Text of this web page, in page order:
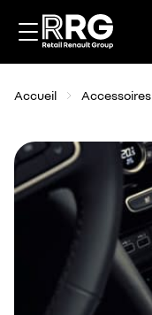
Accueil Accessoires